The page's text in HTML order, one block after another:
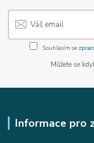
Souhlasím se
Můžete se
Informace pro